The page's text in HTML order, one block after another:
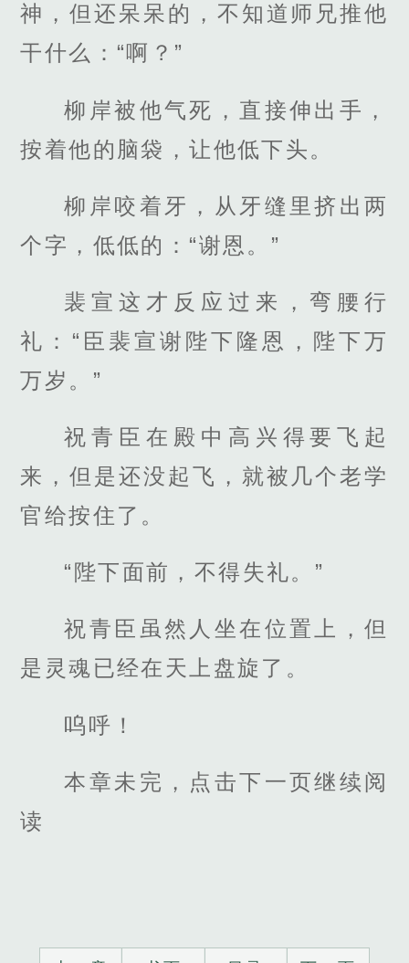
神，但还呆呆的，不知道师兄推他
干什么：“啊？”
柳岸被他气死，直接伸出手，
按着他的脑袋，让他低下头。
柳岸咬着牙，从牙缝里挤出两
个字，低低的：“谢恩。”
裴宣这才反应过来，弯腰行
礼：“臣裴宣谢陛下隆恩，陛下万
万岁。”
祝青臣在殿中高兴得要飞起
来，但是还没起飞，就被几个老学
官给按住了。
“陛下面前，不得失礼。”
祝青臣虽然人坐在位置上，但
是灵魂已经在天上盘旋了。
呜呼！
本章未完，点击下一页继续阅
读